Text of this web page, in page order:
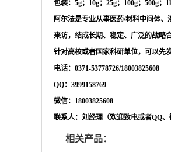
包装： 5g；10g；25g；100g；500g；
阿尔法是专业从事医药/材料中间体、
来访，结成长期、稳定、广泛的战略
针对高校或者国家科研单位，可以先
电话： 0371-53778726/18003825608
QQ：3999158769
微信： 18003825608
联系人：刘经理（欢迎致电或者QQ、
相关产品：